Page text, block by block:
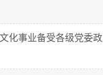
化事业备受各级党委